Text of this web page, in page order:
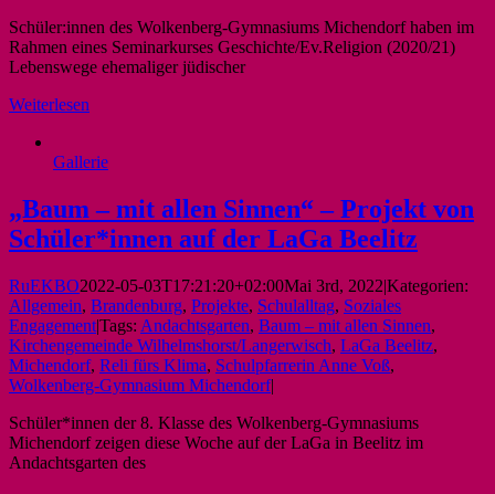
Schüler:innen des Wolkenberg-Gymnasiums Michendorf haben im
Rahmen eines Seminarkurses Geschichte/Ev.Religion (2020/21)
Lebenswege ehemaliger jüdischer
Weiterlesen
Gallerie
„Baum – mit allen Sinnen“ – Projekt von
Schüler*innen auf der LaGa Beelitz
RuEKBO2022-05-03T17:21:20+02:00Mai 3rd, 2022|Kategorien:
Allgemein, Brandenburg, Projekte, Schulalltag, Soziales
Engagement|Tags: Andachtsgarten, Baum – mit allen Sinnen,
Kirchengemeinde Wilhelmshorst/Langerwisch, LaGa Beelitz,
Michendorf, Reli fürs Klima, Schulpfarrerin Anne Voß,
Wolkenberg-Gymnasium Michendorf|
Schüler*innen der 8. Klasse des Wolkenberg-Gymnasiums
Michendorf zeigen diese Woche auf der LaGa in Beelitz im
Andachtsgarten des